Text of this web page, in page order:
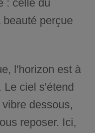
: celle du
perçue
l'horizon est à
Le ciel s'étend
dessous,
reposer. Ici,